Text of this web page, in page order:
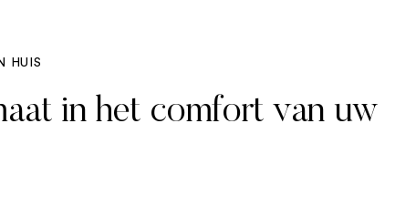
HUIS
in het comfort van uw